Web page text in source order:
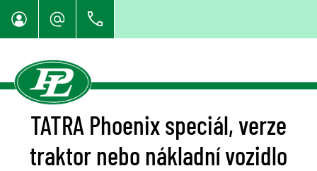
TATRA Phoenix speciál, verze
traktor nebo nákladní vozidlo